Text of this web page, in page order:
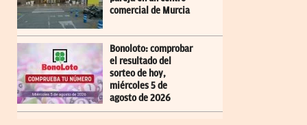
comercial de Murcia
Bonoloto: comprobar
el resultado del
sorteo de hoy,
miércoles 5 de
agosto de 2026